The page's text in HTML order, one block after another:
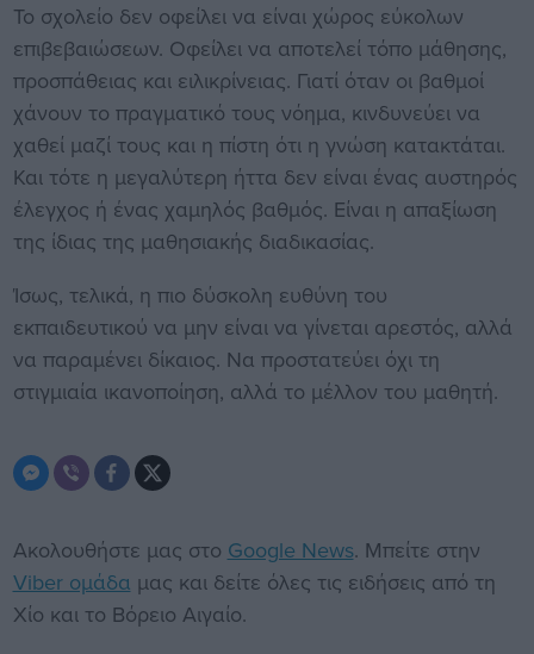
Το σχολείο δεν οφείλει να είναι χώρος εύκολων
επιβεβαιώσεων. Οφείλει να αποτελεί τόπο μάθησης,
προσπάθειας και ειλικρίνειας. Γιατί όταν οι βαθμοί
χάνουν το πραγματικό τους νόημα, κινδυνεύει να
χαθεί μαζί τους και η πίστη ότι η γνώση κατακτάται.
Και τότε η μεγαλύτερη ήττα δεν είναι ένας αυστηρός
έλεγχος ή ένας χαμηλός βαθμός. Είναι η απαξίωση
της ίδιας της μαθησιακής διαδικασίας.
Ίσως, τελικά, η πιο δύσκολη ευθύνη του
εκπαιδευτικού να μην είναι να γίνεται αρεστός, αλλά
να παραμένει δίκαιος. Να προστατεύει όχι τη
στιγμιαία ικανοποίηση, αλλά το μέλλον του μαθητή.
Ακολουθήστε μας στο Google News. Μπείτε στην
Viber ομάδα μας και δείτε όλες τις ειδήσεις από τη
Χίο και το Βόρειο Αιγαίο.